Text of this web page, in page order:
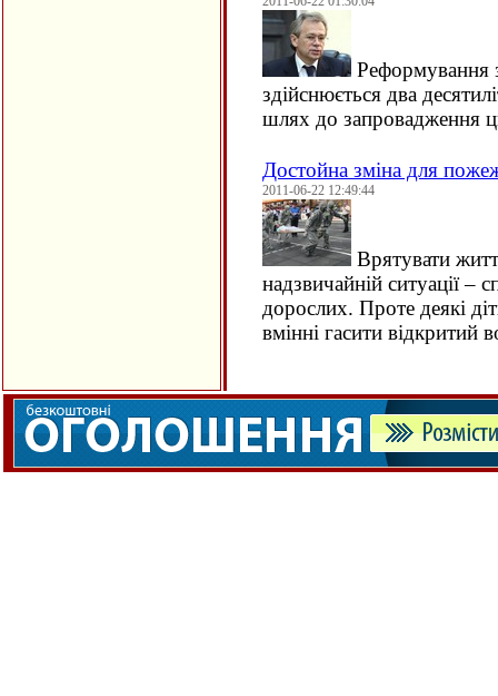
Реформування
здійснюється два
шлях до запровадження
Достойна зміна для
2011-06-22 12:49:44
Врятувати
надзвичайній ситуації –
дорослих. Проте деякі
вмінні гасити відкритий